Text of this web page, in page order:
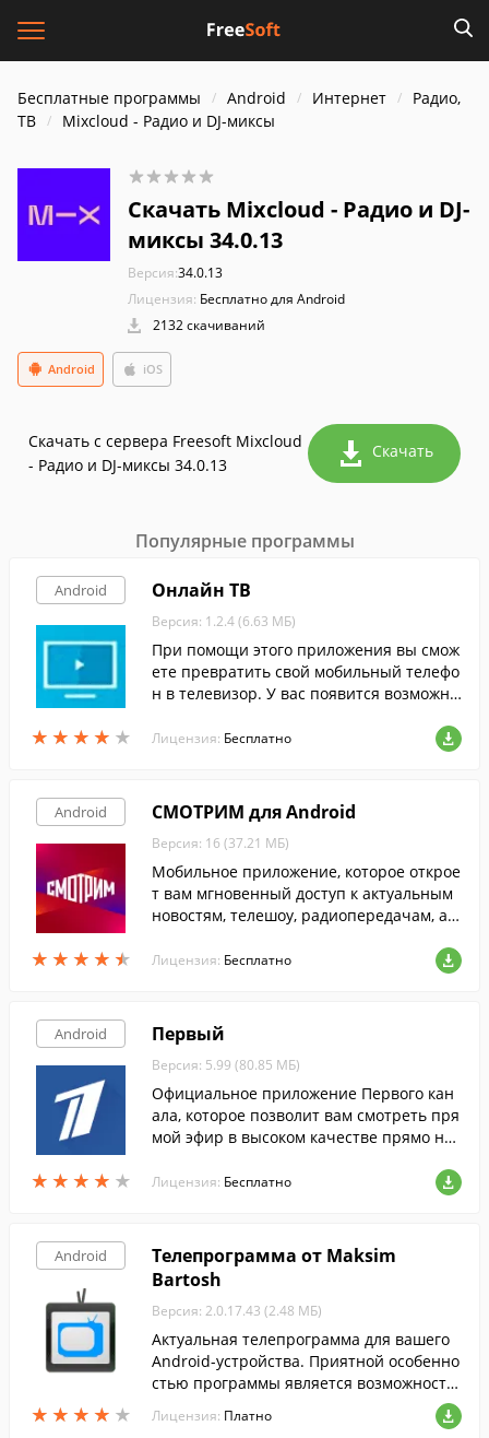
Бесплатные программы Android Интернет
Радио,
ТВ
Mixcloud - Радио и DJ-миксы
Скачать Mixcloud - Радио и DJ-
миксы 34.0.13
Версия:34.0.13
Лицензия: Бесплатно для Android
2132 скачиваний
Android iOS
Скачать с сервера Freesoft Mixcloud
- Радио и DJ-миксы 34.0.13
Скачать
Популярные программы
Android
★ ★ ★ ★ ★
★ ★ ★ ★ ★
Онлайн ТВ
Версия: 1.2.4 (6.63 МБ)
При помощи этого приложения вы смож
ете превратить свой мобильный телефо
н в телевизор. У вас появится возможно
сийских, турецких и азербайджанских ка
Лицензия: Бесплатно
Android
★ ★ ★ ★ ★
★ ★ ★ ★ ★
СМОТРИМ для Android
Версия: 16 (37.21 МБ)
Мобильное приложение, которое открое
т вам мгновенный доступ к актуальным
новостям, телешоу, радиопередачам, а т
с экрана смартфона или планшета.
Лицензия: Бесплатно
Android
★ ★ ★ ★ ★
★ ★ ★ ★ ★
Первый
Версия: 5.99 (80.85 МБ)
Официальное приложение Первого кан
ала, которое позволит вам смотреть пря
мой эфир в высоком качестве прямо на
Лицензия: Бесплатно
Android
★ ★ ★ ★ ★
★ ★ ★ ★ ★
Телепрограмма от Maksim
Bartosh
Версия: 2.0.17.43 (2.48 МБ)
Актуальная телепрограмма для вашего
Android-устройства. Приятной особенно
стью программы является возможность
выбора региона и создания списка кана
лов.
Лицензия: Платно